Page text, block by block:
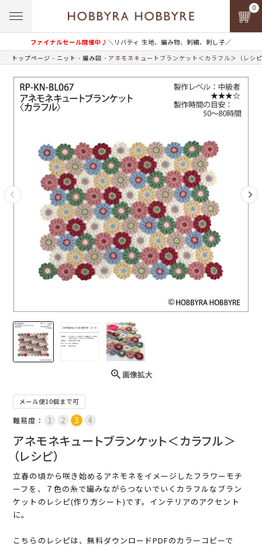
ファイナルセール開催中♪＼リバティ 生地、編み物、刺繍、刺し子／
0
トップページ ニット 編み図 アネモネキュートブランケット＜カラフル＞（レシ
画像拡大
メール便10個まで可
難易度：
アネモネキュートブランケット＜カラフル＞
（レシピ）
立春の頃から咲き始めるアネモネをイメージしたフラワーモチ
ーフを、７色の糸で編みながらつないでいくカラフルなブラン
ケットのレシピ(作り方シート)です。インテリアのアクセント
に。
こちらのレシピは、無料ダウンロードPDFのカラーコピーで